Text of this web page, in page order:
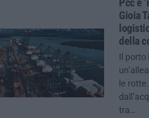
Pcc e
Gioia
della
Il porto
le
tra…